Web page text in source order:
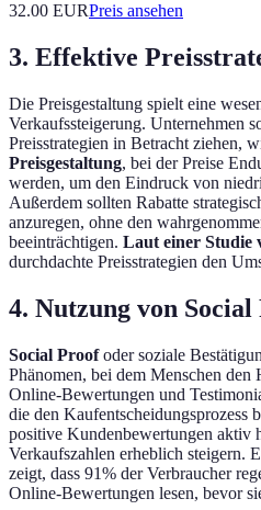
32.00 EURPreis ansehen
3. Effektive
Die Preisgestaltung spielt eine
Verkaufssteigerung. Unternehmen
Preisstrategien in Betracht ziehen,
Preisgestaltung, bei der Preise
werden, um den Eindruck von
Außerdem sollten Rabatte
anzuregen, ohne den
beeinträchtigen. Laut einer Studie
durchdachte Preisstrategien den
4. Nutzung von
Social Proofoder soziale
Phänomen, bei dem Menschen den
Online-Bewertungen und
die den Kaufentscheidungsprozess
positive Kundenbewertungen aktiv
Verkaufszahlen erheblich steigern.
zeigt, dass 91% der Verbraucher
Online-Bewertungen lesen, bevor